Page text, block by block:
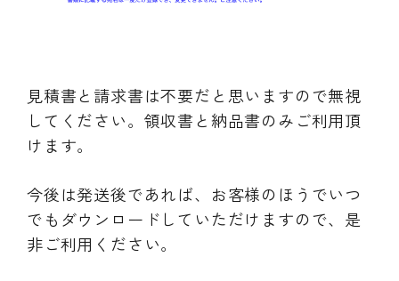
見積書と請求書は不要だと思いますので無視
してください。領収書と納品書のみご利用頂
けます。
今後は発送後であれば、お客様のほうでいつ
でもダウンロードしていただけますので、是
非ご利用ください。